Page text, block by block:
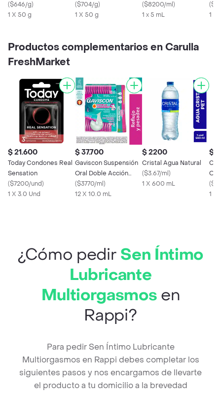
($646/g)
1 X 50 g
($704/g)
1 X 50 g
($8200/ml)
1 x 5 mL
(
1 X
Productos complementarios en Carulla
FreshMarket
$ 21.600
Today Condones Real
Sensation
($7200/und)
1 X 3.0 Und
$ 37.700
Gaviscon Suspensión
Oral Doble Acción
Sachet
($3770/ml)
12 X 10.0 mL
$ 2200
Cristal Agua Natural
($3.67/ml)
1 X 600 mL
$
(
1 X
¿Cómo pedir Sen Íntimo
Lubricante
Multiorgasmos en
Rappi?
Para pedir Sen Íntimo Lubricante
Multiorgasmos en Rappi debes completar los
siguientes pasos y nos encargamos de llevarte
el producto a tu domicilio a la brevedad